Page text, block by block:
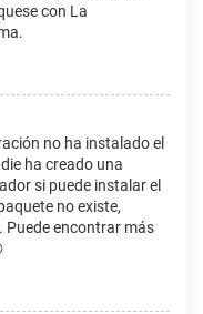
con La
no ha instalado el
ha creado una
si puede instalar el
no existe,
Puede encontrar más